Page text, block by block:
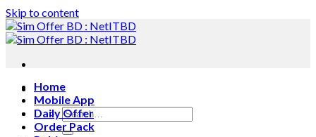
Skip to content
Home
Mobile App
Daily Offer
Order Pack